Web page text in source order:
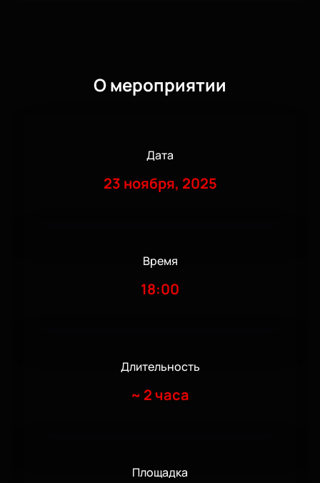
О мероприятии
Дата
23 ноября, 2025
Время
18:00
Длительность
~ 2 часа
Площадка